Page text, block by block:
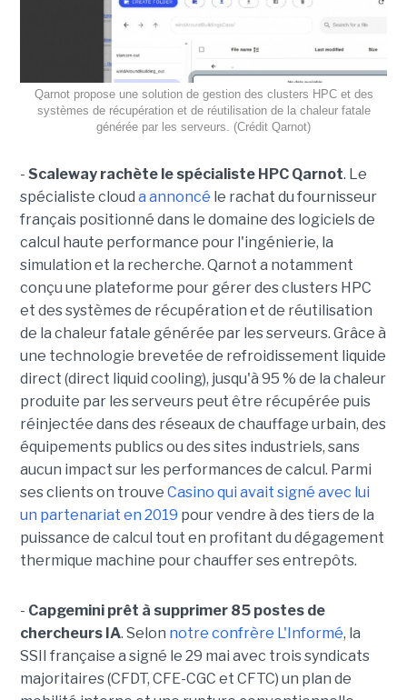
Qarnot propose une solution de gestion des clusters HPC et des
systèmes de récupération et de réutilisation de la chaleur fatale
générée par les serveurs. (Crédit Qarnot)
- Scaleway rachète le spécialiste HPC Qarnot. Le
spécialiste cloud a annoncé le rachat du fournisseur
français positionné dans le domaine des logiciels de
calcul haute performance pour l'ingénierie, la
simulation et la recherche. Qarnot a notamment
conçu une plateforme pour gérer des clusters HPC
et des systèmes de récupération et de réutilisation
de la chaleur fatale générée par les serveurs. Grâce à
une technologie brevetée de refroidissement liquide
direct (direct liquid cooling), jusqu'à 95 % de la chaleur
produite par les serveurs peut être récupérée puis
réinjectée dans des réseaux de chauffage urbain, des
équipements publics ou des sites industriels, sans
aucun impact sur les performances de calcul. Parmi
ses clients on trouve Casino qui avait signé avec lui
un partenariat en 2019 pour vendre à des tiers de la
puissance de calcul tout en profitant du dégagement
thermique machine pour chauffer ses entrepôts.
- Capgemini prêt à supprimer 85 postes de
chercheurs IA. Selon notre confrère L'Informé, la
SSII française a signé le 29 mai avec trois syndicats
majoritaires (CFDT, CFE-CGC et CFTC) un plan de